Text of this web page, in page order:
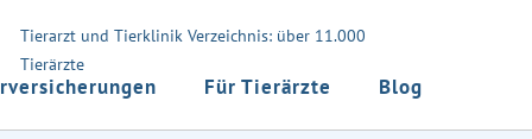
Tierarzt und Tierklinik Verzeichnis: über 11.000
Tierärzte
Für Tierärzte Blog